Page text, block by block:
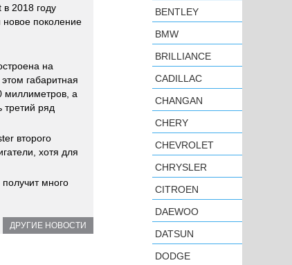
в 2018 году
поколение
на
габаритная
миллиметров, а
третий ряд
второго
хотя для
много
ДРУГИЕ НОВОСТИ
BENTLEY
BMW
BRILLIANCE
CADILLAC
CHANGAN
CHERY
CHEVROLET
CHRYSLER
CITROEN
DAEWOO
DATSUN
DODGE